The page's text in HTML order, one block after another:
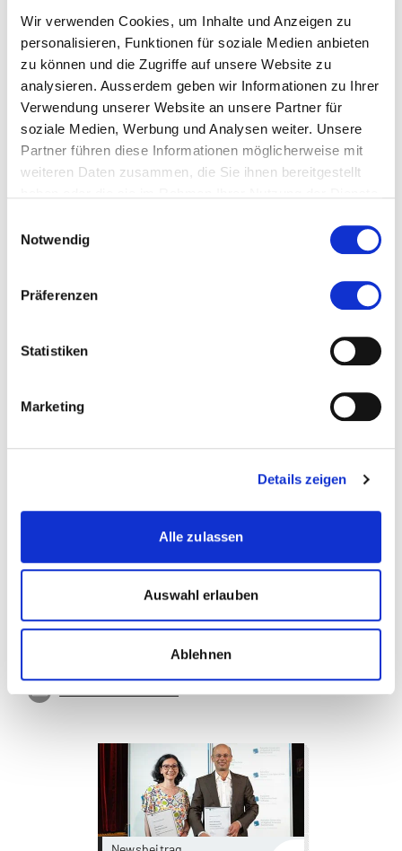
Wir verwenden Cookies, um Inhalte und Anzeigen zu
personalisieren, Funktionen für soziale Medien anbieten
zu können und die Zugriffe auf unsere Website zu
analysieren. Ausserdem geben wir Informationen zu Ihrer
Verwendung unserer Website an unsere Partner für
soziale Medien, Werbung und Analysen weiter. Unsere
Partner führen diese Informationen möglicherweise mit
weiteren Daten zusammen, die Sie ihnen bereitgestellt
Notwendig
Präferenzen
Statistiken
Marketing
Details zeigen
Alle zulassen
Auswahl erlauben
Ablehnen
Nachhaltigkeit
Thematische Originalität
Praxisbezug
Die Arbeit, der Leistungsnachweis oder das
Projekt wurde in 2023 oder bis zum 15. April 2024
abgeschlossen
Einreichung der Arbeit, des
Einreichungen werden nur über das unten
Die Einreichungsfrist ist abgelaufen.
Kalaidos Fachhochschule
Jungholzstrasse 43
info@kalaidos-fh.ch
more...